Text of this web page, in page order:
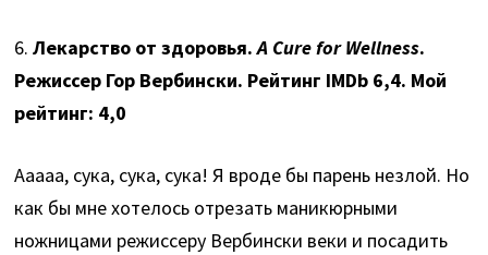
6.Лекарство от здоровья.A Cure for Wellness.
Режиссер Гор Вербински. Рейтинг IMDb 6,4. Мой
рейтинг: 4,0
Ааааа, сука, сука, сука! Я вроде бы парень незлой. Но
как бы мне хотелось отрезать маникюрными
ножницами режиссеру Вербински веки и посадить